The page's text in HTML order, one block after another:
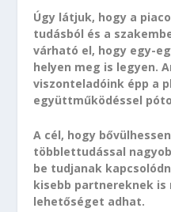
Úgy látjuk, hogy a
tudásból és a
várható el, hogy egy-
helyen meg is legyen.
viszonteladóink épp a
együttműködéssel
A cél, hogy
többlettudással
be tudjanak
kisebb partnereknek
lehetőséget adhat.